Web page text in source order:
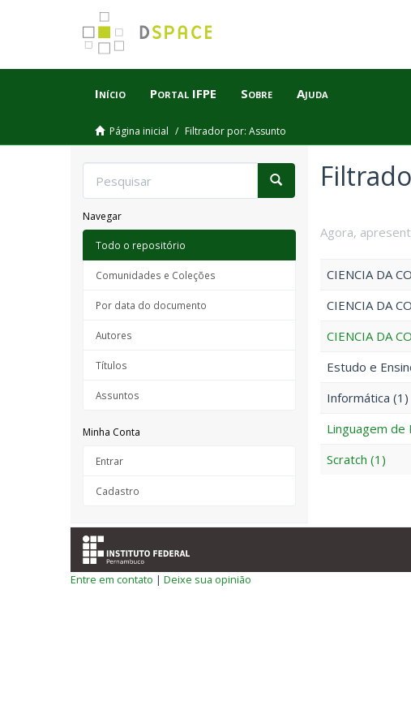
Início Portal IFPE Sobre Ajuda
Página inicial Filtrador por: Assunto
Navegar
Todo o repositório
Comunidades e Coleções
Por data do documento
Autores
Títulos
Assuntos
Minha Conta
Entrar
Cadastro
Agora,
CIENCIA DA
CIENCIA DA
CIENCIA DA
Estudo e
Informática (1)
Linguagem de
Scratch (1)
Entre em contato | Deixe sua opinião